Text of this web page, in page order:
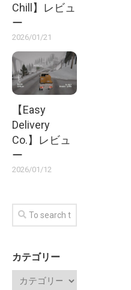
Chill】レビュ
ー
2026/01/21
【Easy
Delivery
Co.】レビュ
ー
2026/01/12
カテゴリー